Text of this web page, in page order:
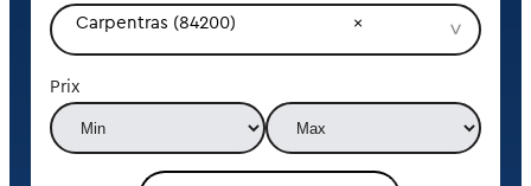
Carpentras (84200)
Prix